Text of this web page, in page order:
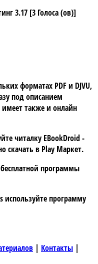
3.17 [3 Голоса (ов)]
форматах PDF и DJVU,
под описанием
также и онлайн
читалку EBookDroid -
скачать в Play Маркет.
программы
программу
| Контакты |